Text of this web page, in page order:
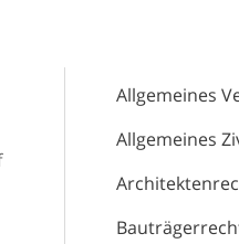
Allgemeines
Allgemeines